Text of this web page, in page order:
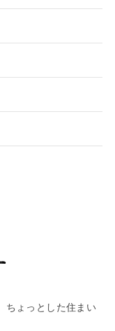
ちょっとした住まい